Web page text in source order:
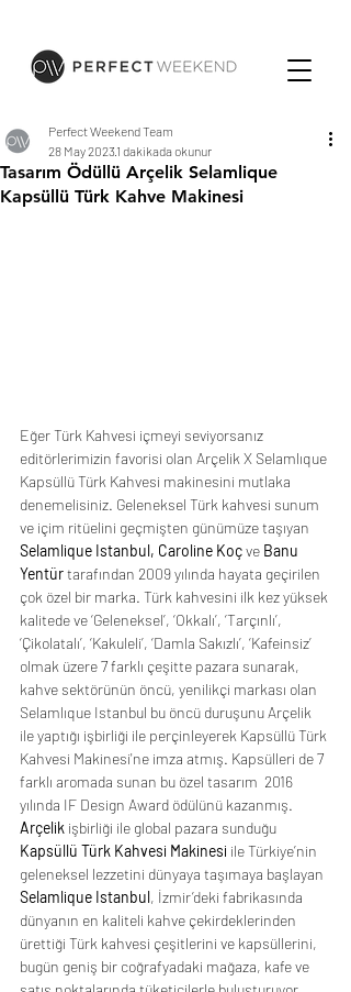
Tasarım Ödüllü Arçelik Selamlique
Kapsüllü Türk Kahve Makinesi
Perfect Weekend Team
28 May 2023 1 dakikada okunur
Eğer Türk Kahvesi içmeyi seviyorsanız
editörlerimizin favorisi olan Arçelik X Selamlıque
Kapsüllü Türk Kahvesi makinesini mutlaka
denemelisiniz. Geleneksel Türk kahvesi sunum
ve içim ritüelini geçmişten günümüze taşıyan
Selamlique Istanbul, Caroline Koç ve Banu
Yentür tarafından 2009 yılında hayata geçirilen
çok özel bir marka. Türk kahvesini ilk kez yüksek
kalitede ve ‘Geleneksel’, ‘Okkalı’, ‘Tarçınlı’,
‘Çikolatalı’, ‘Kakuleli’, ‘Damla Sakızlı’, ‘Kafeinsiz’
olmak üzere 7 farklı çeşitte pazara sunarak,
kahve sektörünün öncü, yenilikçi markası olan
Selamlıque Istanbul bu öncü duruşunu Arçelik
ile yaptığı işbirliği ile perçinleyerek Kapsüllü Türk
Kahvesi Makinesi'ne imza atmış. Kapsülleri de 7
farklı aromada sunan bu özel tasarım  2016
yılında IF Design Award ödülünü kazanmış.
Arçelik işbirliği ile global pazara sunduğu
Kapsüllü Türk Kahvesi Makinesi ile Türkiye’nin
geleneksel lezzetini dünyaya taşımaya başlayan
Selamlique Istanbul, İzmir’deki fabrikasında
dünyanın en kaliteli kahve çekirdeklerinden
ürettiği Türk kahvesi çeşitlerini ve kapsüllerini,
bugün geniş bir coğrafyadaki mağaza, kafe ve